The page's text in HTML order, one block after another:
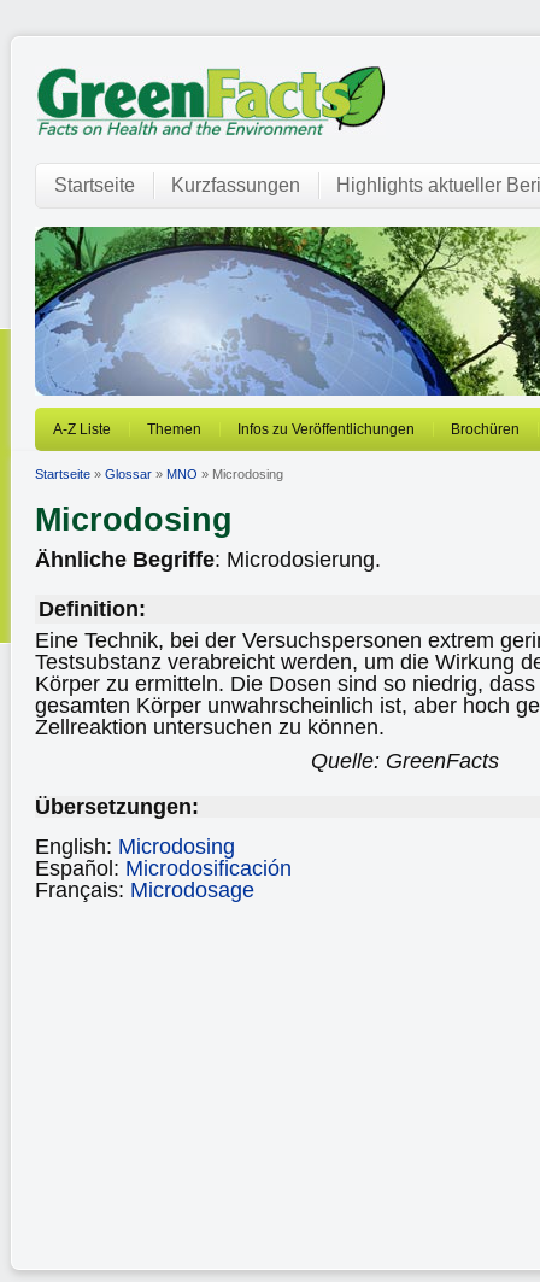
Startseite Kurzfassungen Highlights aktueller
A-Z Liste Themen Infos zu Veröffentlichungen Brochüren
Startseite » Glossar » MNO » Microdosing
Microdosing
Ähnliche Begriffe: Microdosierung.
Definition:
Eine Technik, bei der Versuchspersonen extrem
Testsubstanz verabreicht werden, um die Wirkung
Körper zu ermitteln. Die Dosen sind so niedrig,
gesamten Körper unwahrscheinlich ist, aber hoch
Zellreaktion untersuchen zu können.
Quelle: GreenFacts
Übersetzungen:
English: Microdosing
Español: Microdosificación
Français: Microdosage